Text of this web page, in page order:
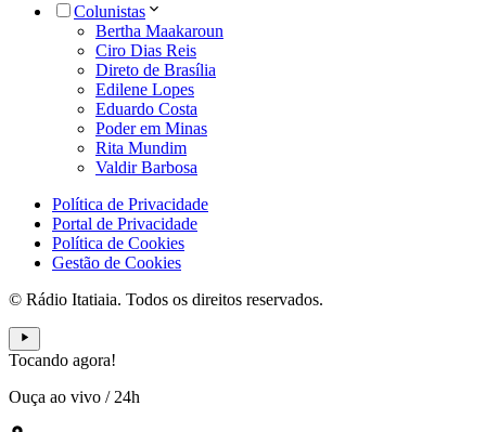
Colunistas
Bertha Maakaroun
Ciro Dias Reis
Direto de Brasília
Edilene Lopes
Eduardo Costa
Poder em Minas
Rita Mundim
Valdir Barbosa
Política de Privacidade
Portal de Privacidade
Política de Cookies
Gestão de Cookies
© Rádio Itatiaia. Todos os direitos reservados.
Tocando agora!
Ouça ao vivo / 24h